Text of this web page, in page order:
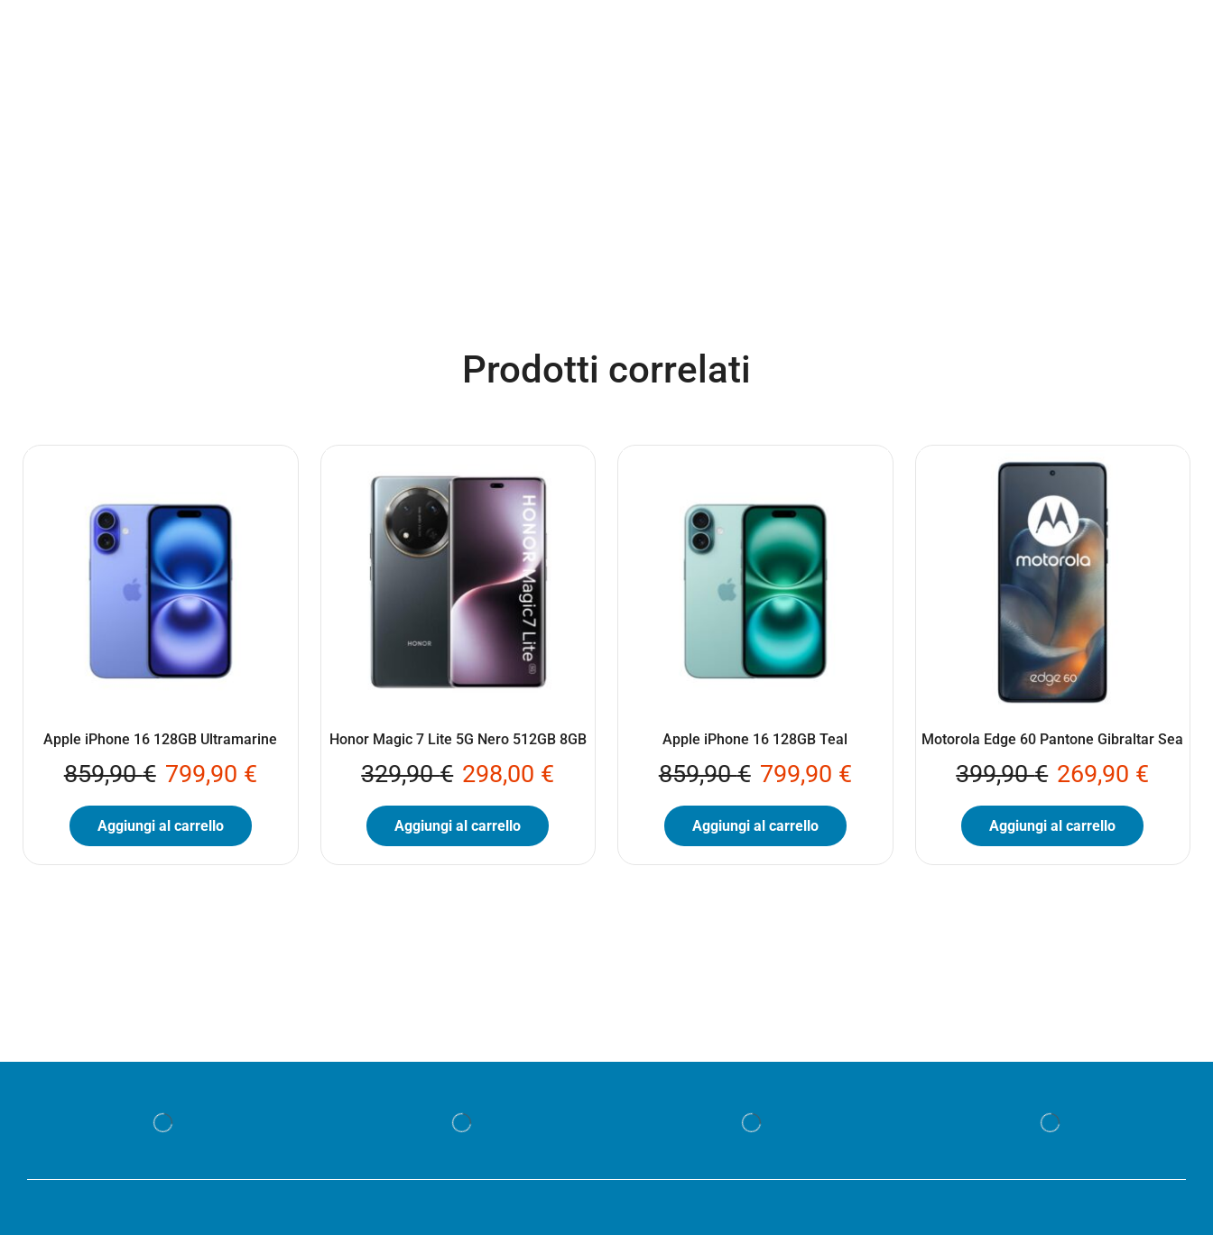
Prodotti correlati
Apple iPhone 16 128GB Ultramarine
859,90€ 799,90 €
Aggiungi al carrello
Honor Magic 7 Lite 5G Nero 512GB 8GB
329,90€ 298,00 €
Aggiungi al carrello
Apple iPhone 16 128GB Teal
859,90€ 799,90 €
Aggiungi al carrello
Motorola Edge 60 Pantone Gibraltar Sea
399,90€ 269,90 €
Aggiungi al carrello